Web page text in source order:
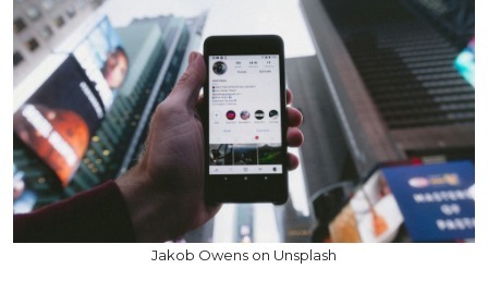
Jakob Owens on Unsplash